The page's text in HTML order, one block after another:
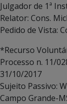
Julgador de 1ª
Relator: Cons.
Pedido de Vista:
*Recurso
Processo n. 11/
31/10/2017
Sujeito Passivo:
Campo Grande-